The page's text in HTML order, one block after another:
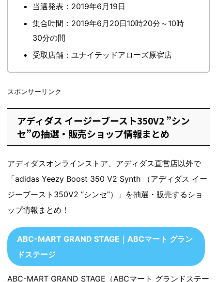
当選発表：2019年6月19日
集合時間：2019年6月20日10時20分～10時
30分の間
受取店舗：ユナイテッドアローズ原宿店
スポンサーリンク
アディダス イージーブースト350V2 ”シン
セ”の抽選・販売ショップ情報まとめ
アディダスオンラインストア、アディダス直営店以外で
「adidas Yeezy Boost 350 V2 Synth （アディダス イー
ジーブースト350V2 ”シンセ”）」を抽選・販売するショ
ップ情報まとめ！
ABC-MART GRAND STAGE｜ABCマート グラン
ドステージ
ABC-MART GRAND STAGE（ABCマート グランドステー